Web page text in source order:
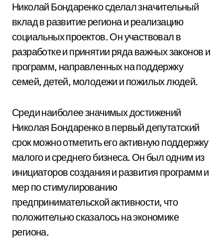
Николай Бондаренко сделал значительный
вклад в развитие региона и реализацию
социальных проектов. Он участвовал в
разработке и принятии ряда важных законов и
программ, направленных на поддержку
семей, детей, молодежи и пожилых людей.
Среди наиболее значимых достижений
Николая Бондаренко в первый депутатский
срок можно отметить его активную поддержку
малого и среднего бизнеса. Он был одним из
инициаторов создания и развития программ и
мер по стимулированию
предпринимательской активности, что
положительно сказалось на экономике
региона.